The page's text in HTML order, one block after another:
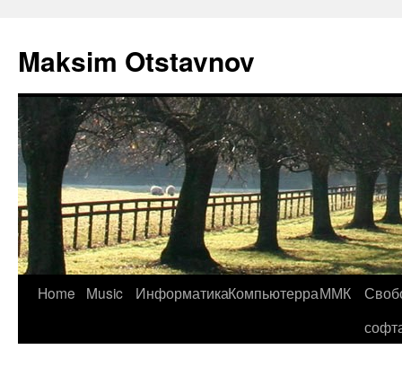
Maksim Otstavnov
Skip
Home Music ИнформатикаКомпьютерраММК